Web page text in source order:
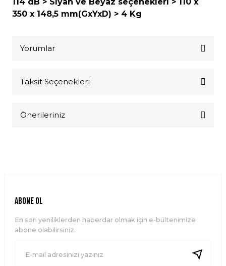
350 x 148,5 mm(GxYxD) > 4 Kg
Yorumlar
Taksit Seçenekleri
Önerileriniz
Ürün resmi kalitesiz, bozuk veya görüntülenemiyor.
Ürün bilgilerinde hatalar bulunuyor.
Bu ürüne benzer farklı alternatifler olmalı.
ABONE OL
En son yeniliklerden haberdar olmak için e-bültenimize
abone olabilirsiniz.